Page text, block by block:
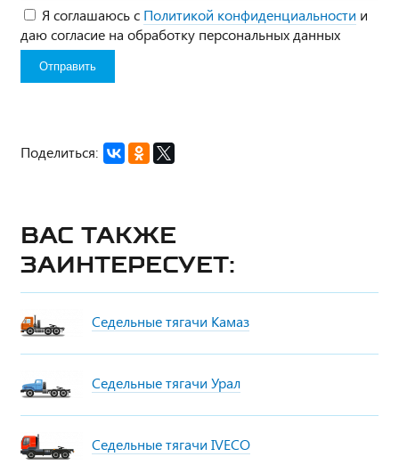
Я соглашаюсь с Политикой конфиденциальности и
даю согласие на обработку персональных данных
Поделиться:
Вас также
заинтересует:
Седельные тягачи Камаз
Седельные тягачи Урал
Седельные тягачи IVECO